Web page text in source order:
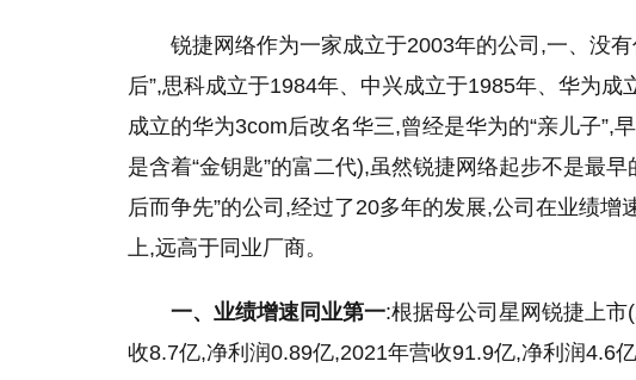
锐捷网络作为一家成立于2003年的公司,一、没
后”,思科成立于1984年、中兴成立于1985年、华为成
成立的华为3com后改名华三,曾经是华为的“亲儿子”,
是含着“金钥匙”的富二代),虽然锐捷网络起步不是最
后而争先”的公司,经过了20多年的发展,公司在业绩
上,远高于同业厂商。
一、业绩增速同业第一:根据母公司星网锐捷上
收8.7亿,净利润0.89亿,2021年营收91.9亿,净利润4.6